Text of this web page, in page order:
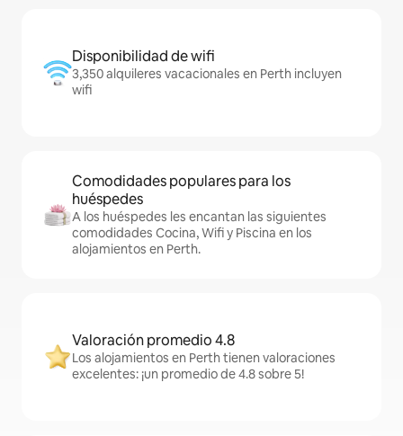
Disponibilidad de wifi
3,350 alquileres vacacionales en Perth incluyen
wifi
Comodidades populares para los
huéspedes
A los huéspedes les encantan las siguientes
comodidades Cocina, Wifi y Piscina en los
alojamientos en Perth.
Valoración promedio 4.8
Los alojamientos en Perth tienen valoraciones
excelentes: ¡un promedio de 4.8 sobre 5!